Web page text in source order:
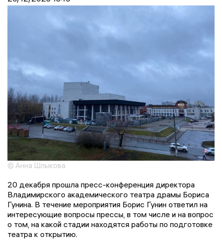
© Анна Шлыкова
20 декабря прошла пресс-конференция директора
Владимирского академического театра драмы Бориса
Гунина. В течение мероприятия Борис Гунин ответил на
интересующие вопросы прессы, в том числе и на вопрос
о том, на какой стадии находятся работы по подготовке
театра к открытию.